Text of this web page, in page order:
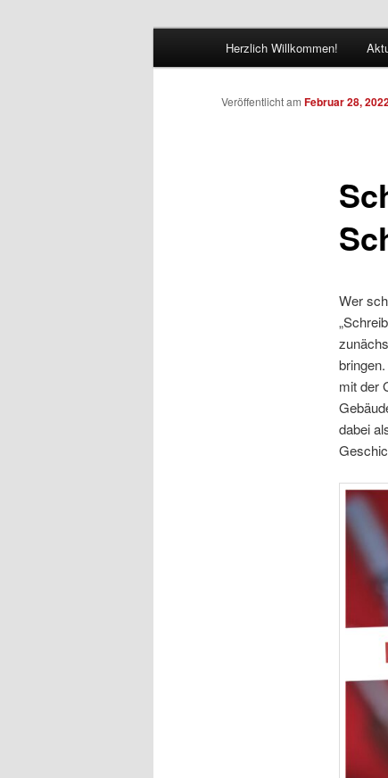
Artifex 486
Herzlich Willkommen!
Veröffentlicht am Februar 28,
Wer
mit der
dabei